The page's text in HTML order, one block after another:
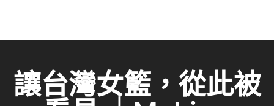
讓台灣女籃，從此被